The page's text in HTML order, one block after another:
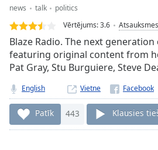
Loaded
0.00%
Stream
TypeLIVE
Seek to
currently
behind
liveLIVE
Remaining
Time-
news talk
politics
Vērtējums:3.6 Atsauksmes
Blaze Radio. The next
featuring original content from
Pat Gray, Stu Burguiere, Steve
English Vietne
Patīk 443 Klausies